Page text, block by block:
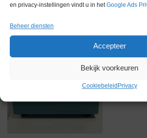
en privacy-instellingen vindt u in hetGoogle Ads
Beheer diensten
Accepteer
Bekijk voorkeuren
Cookiebeleid Privacy